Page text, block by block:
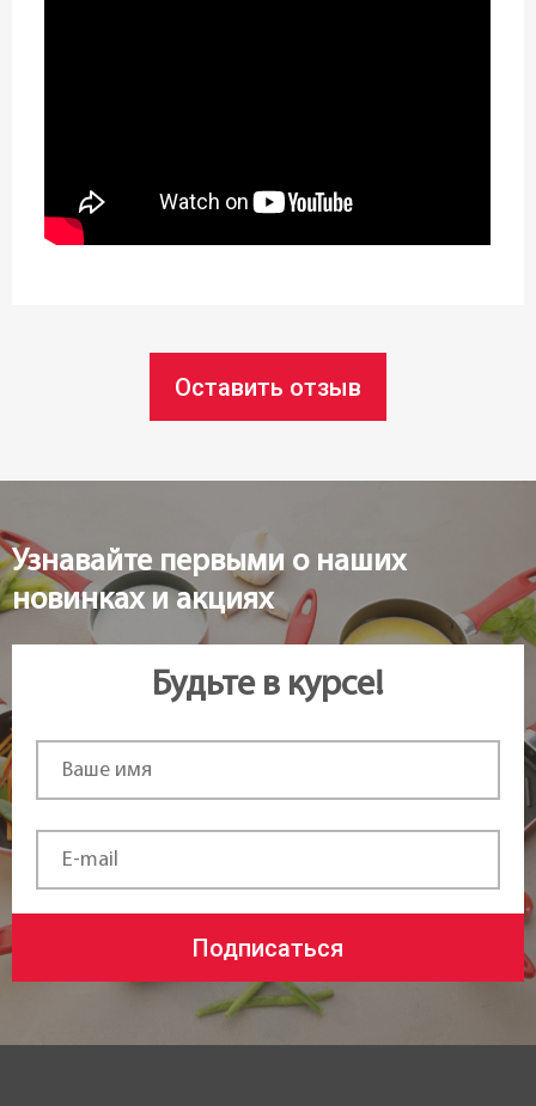
Оставить отзыв
Узнавайте первыми о наших
новинках и акциях
Будьте в курсе!
Подписаться